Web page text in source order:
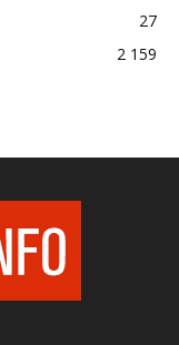
27
2 159